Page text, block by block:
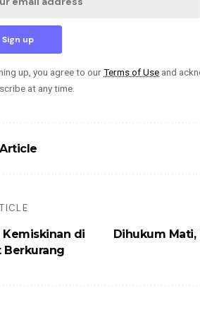
up, you agree to ourTerms of Use and
at any time.
Kemiskinan di
Berkurang
Dihukum Mati,